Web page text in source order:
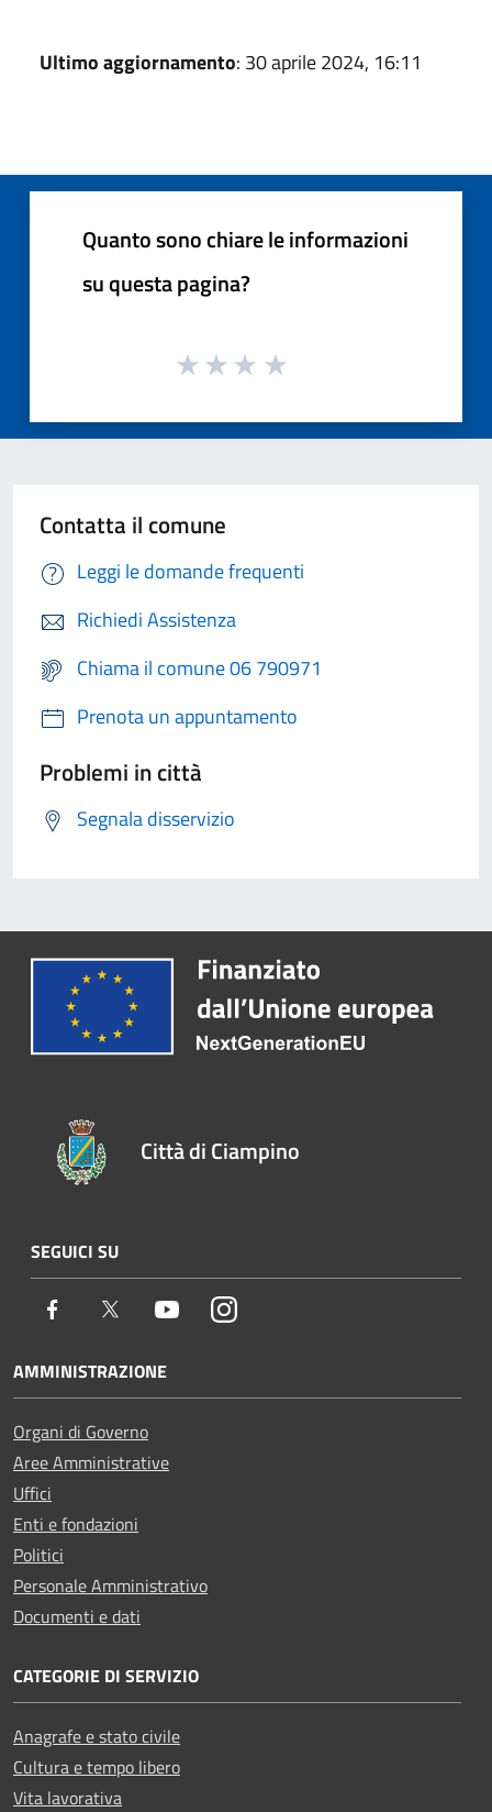
Ultimo aggiornamento: 30 aprile 2024, 16:11
Quanto sono chiare le informazioni
su questa pagina?
Contatta il comune
Leggi le domande frequenti
Richiedi Assistenza
Chiama il comune 06 790971
Prenota un appuntamento
Problemi in città
Segnala disservizio
Città di Ciampino
SEGUICI SU
Facebook Twitter YoutubeInstagram
AMMINISTRAZIONE
Organi di Governo
Aree Amministrative
Uffici
Enti e fondazioni
Politici
Personale Amministrativo
Documenti e dati
CATEGORIE DI SERVIZIO
Anagrafe e stato civile
Cultura e tempo libero
Vita lavorativa